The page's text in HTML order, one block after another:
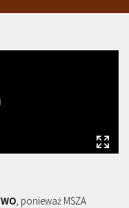
, ponieważ MSZA